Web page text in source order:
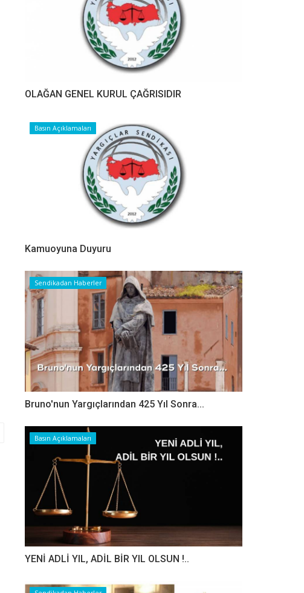
OLAĞAN GENEL KURUL ÇAĞRISIDIR
Basın Açıklamaları
Kamuoyuna Duyuru
Sendikadan Haberler
Bruno'nun Yargıçlarından 425 Yıl Sonra...
Basın Açıklamaları
YENİ ADLİ YIL, ADİL BİR YIL OLSUN !..